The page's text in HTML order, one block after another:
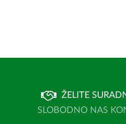
ŽELITE
SLOBODNO NAS